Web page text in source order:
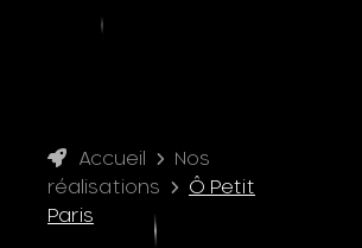
Accueil
Nos
réalisations
Ô Petit
Paris